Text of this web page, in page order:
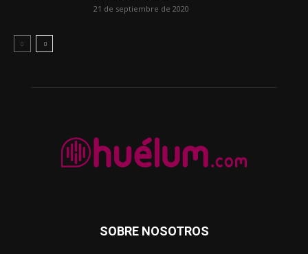
21 de septiembre de 2020
SOBRE NOSOTROS